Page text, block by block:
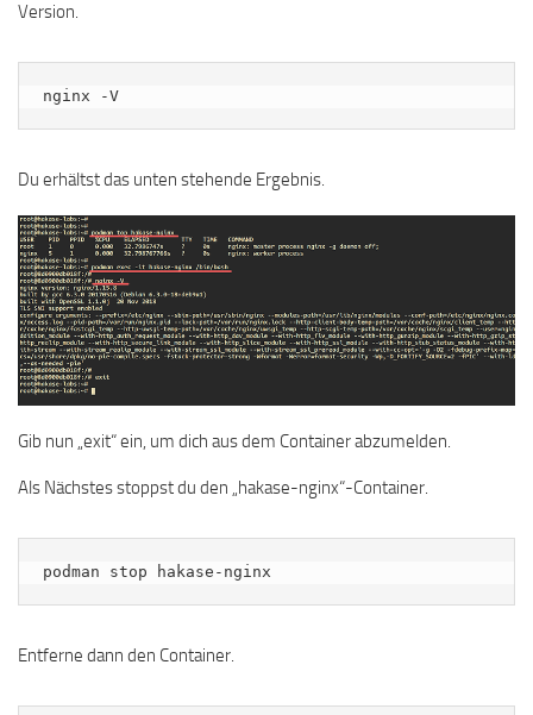
Version.
nginx -V
Du erhältst das unten stehende Ergebnis.
Gib nun „exit“ ein, um dich aus dem Container abzumelden.
Als Nächstes stoppst du den „hakase-nginx“-Container.
podman stop hakase-nginx
Entferne dann den Container.